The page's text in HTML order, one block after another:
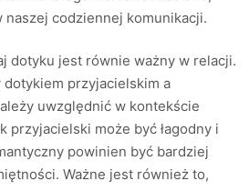
naszej codziennej komunikacji.
dotyku jest równie ważny w relacji.
przyjacielskim a
uwzględnić w kontekście
przyjacielski może być łagodny i
powinien być bardziej
Ważne jest również to,